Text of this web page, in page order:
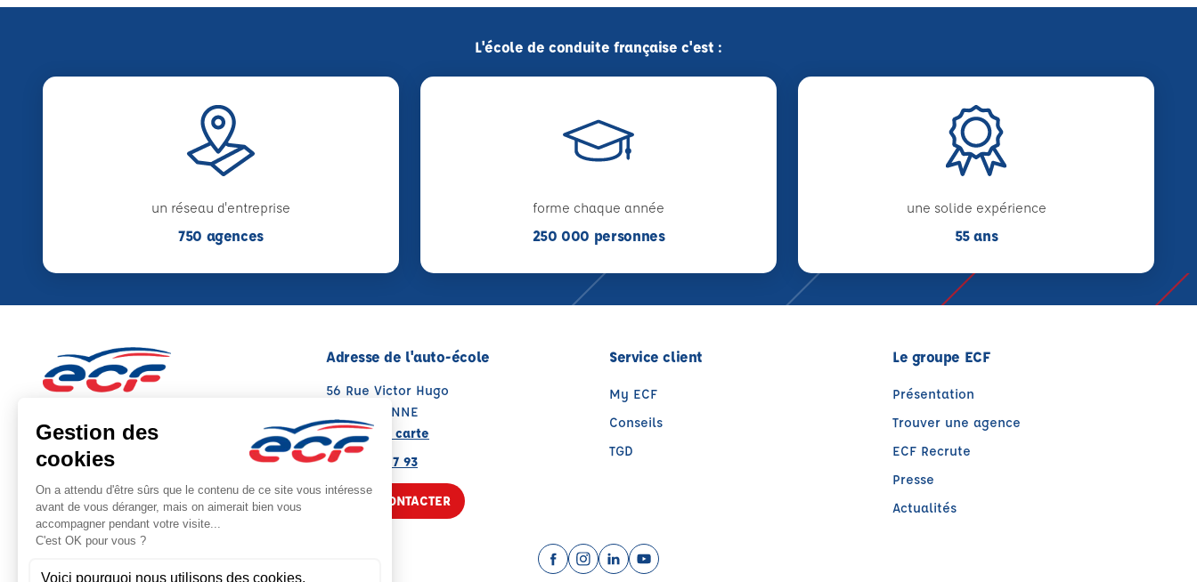
L'école de conduite française c'est :
un réseau d'entreprise
750 agences
forme chaque année
250 000 personnes
une solide expérience
55 ans
Note : 4.5/5
Moyenne calculée sur 55 avis
Adresse de l'auto-école
56 Rue Victor Hugo
38200 VIENNE
Voir sur la carte
04 74 56 87 93
NOUS CONTACTER
Service client
My ECF
Conseils
TGD
Le groupe ECF
Présentation
Trouver une agence
ECF Recrute
Presse
Actualités
Facebook (nouvelle fenêtre)
Instagram (nouvelle fenêtre)
LinkedIn (nouvelle fenêtre)
YouTube (nouvelle fenêtre)